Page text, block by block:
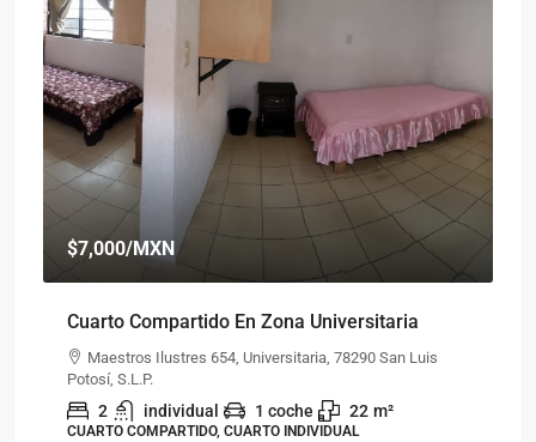
$7,000/MXN
Cuarto Compartido En Zona Universitaria
Maestros Ilustres 654, Universitaria, 78290 San Luis
Potosí, S.L.P.
2 individual 1 coche 22 m²
CUARTO COMPARTIDO, CUARTO INDIVIDUAL